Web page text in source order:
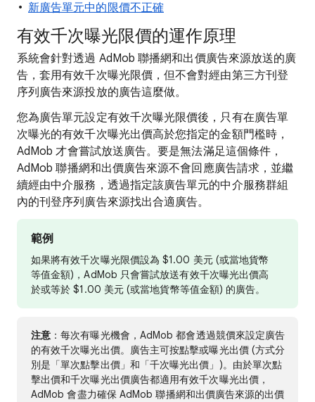
新廣告單元中的限價不正確
有效千次曝光限價的運作原理
系統會針對透過 AdMob 聯播網和出價廣告來源放送的廣
告，套用有效千次曝光限價，但不會對經由第三方刊登
序列廣告來源投放的廣告這麼做。
您為廣告單元設定有效千次曝光限價後，只有在廣告單
次曝光的有效千次曝光出價高於您指定的金額門檻時，
AdMob 才會嘗試放送廣告。要是無法滿足這個條件，
AdMob 聯播網和出價廣告來源不會回應廣告請求，並繼
續經由中介服務，透過指定該廣告單元的中介服務群組
內的刊登序列廣告來源找出合適廣告。
範例
如果將有效千次曝光限價設為 $1.00 美元 (或當地貨幣
等值金額)，AdMob 只會嘗試放送有效千次曝光出價高
於或等於 $1.00 美元 (或當地貨幣等值金額) 的廣告。
注意 ：每次有曝光機會，AdMob 都會透過競價來設定廣告
的有效千次曝光出價。廣告主可按點擊或曝光出價 (方式分
別是「單次點擊出價」和「千次曝光出價」)。由於單次點
擊出價和千次曝光出價廣告都適用有效千次曝光出價，
AdMob 會盡力確保 AdMob 聯播網和出價廣告來源的出價